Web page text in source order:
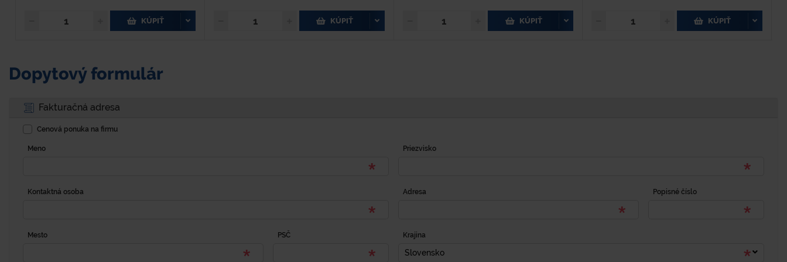
KÚPIŤ KÚPIŤ KÚPIŤ KÚPIŤ
Dopytový formulár
Fakturačná adresa
Cenová ponuka na firmu
Meno Priezvisko
Kontaktná osoba Adresa Popisné číslo
Mesto PSČ Krajina
Slovensko